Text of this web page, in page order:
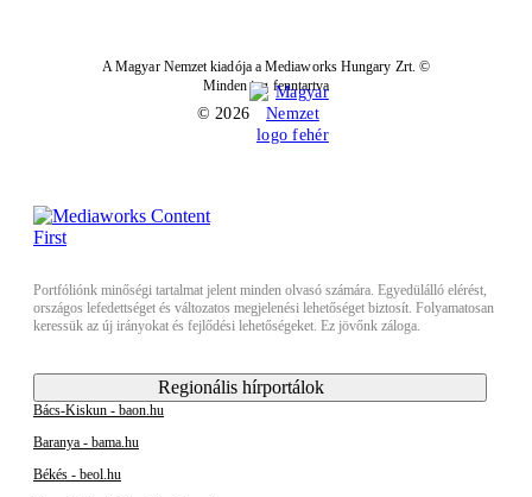
A Magyar Nemzet kiadója a Mediaworks Hungary Zrt. ©
Minden jog fenntartva
© 2026
Portfóliónk minőségi tartalmat jelent minden olvasó számára. Egyedülálló elérést,
országos lefedettséget és változatos megjelenési lehetőséget biztosít. Folyamatosan
keressük az új irányokat és fejlődési lehetőségeket. Ez jövőnk záloga.
Regionális hírportálok
Bács-Kiskun - baon.hu
Baranya - bama.hu
Békés - beol.hu